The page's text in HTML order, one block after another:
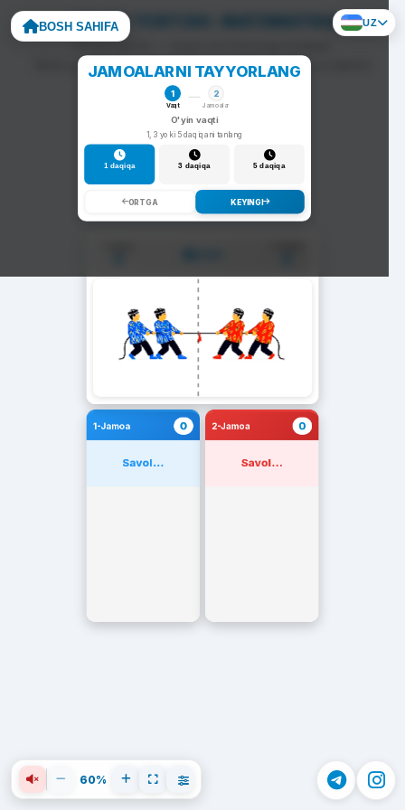
BOSH SAHIFA UZ
ARQON TORTISH: MATEMATIKA
To'g'ri javob — arqon siz tomonga tortiladi.
Noto'g'ri javob — arqon raqib tomonga siljiydi va darhol
yangi savol chiqadi.
JAMOALARNI TAYYORLANG
1
Vaqt
2
Jamoalar
O'yin vaqti
1, 3 yoki 5 daqiqani tanlang
1 daqiqa 3 daqiqa 5 daqiqa
ORTGA KEYINGI
1-Jamoa 0
Savol...
2-Jamoa 0
Savol...
60%